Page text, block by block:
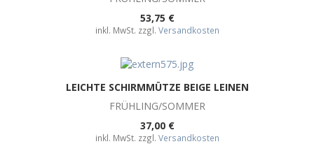
53,75 €
inkl. MwSt. zzgl. Versandkosten
LEICHTE SCHIRMMÜTZE BEIGE LEINEN
FRÜHLING/SOMMER
37,00 €
inkl. MwSt. zzgl. Versandkosten